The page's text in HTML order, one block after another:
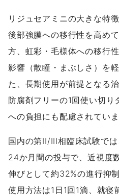
リジュセアミニの大きな特
後部強膜への移行性を高め
方、虹彩・毛様体への移行
影響（散瞳・まぶしさ）を
た、長期使用が前提となる
防腐剤フリーの1回使い切
への負担にも配慮されていま
国内の第II/III相臨床試験で
24か月間の投与で、近視度
伸びとして約32%の進行抑
使用方法は1日1回1滴、就寝